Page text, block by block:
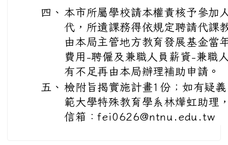
四、 本市所屬學校請本權責核予參加
代，所遺課務得依規定聘請代課
由本局主管地方教育發展基金當
費用-聘僱及兼職人員薪資-兼職
有不足再由本局辦理補助申請。
五、 檢附旨揭實施計畫1份；如有疑
範大學特殊教育學系林燁虹助
信箱：fei0626@ntnu.edu.tw